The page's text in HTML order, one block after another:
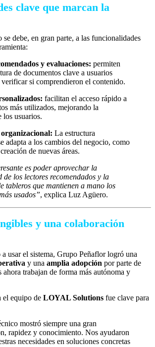
clave que marcan la
debe, en gran parte, a las funcionalidades
y evaluaciones: permiten
de documentos clave a usuarios
si comprendieron el contenido.
facilitan el acceso rápido a
más utilizados, mejorando la
los usuarios.
La estructura
adapta a los cambios del negocio, como
de nuevas áreas.
es poder aprovechar la
de los lectores recomendados y la
tableros que mantienen a mano los
usados”, explica Luz Agüero.
y una colaboración
usar el sistema, Grupo Peñaflor logró una
y una amplia adopción por parte de
ahora trabajan de forma más autónoma y
el equipo de LOYAL Solutions fue clave para
mostró siempre una gran
rapidez y conocimiento. Nos ayudaron
necesidades en soluciones concretas